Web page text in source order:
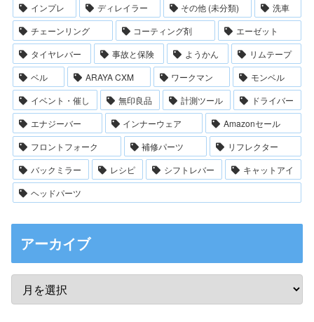
インプレ
ディレイラー その他 (未分類)
洗車
チェーンリング
コーティング剤
エーゼット
タイヤレバー
事故と保険 ようかん
リムテープ
ベル
ARAYA CXM ワークマン
モンベル
イベント・催し
無印良品 計測ツール
ドライバー
エナジーバー
インナーウェア
Amazonセール
フロントフォーク
補修パーツ
リフレクター
バックミラー
レシピ シフトレバー
キャットアイ
ヘッドパーツ
アーカイブ